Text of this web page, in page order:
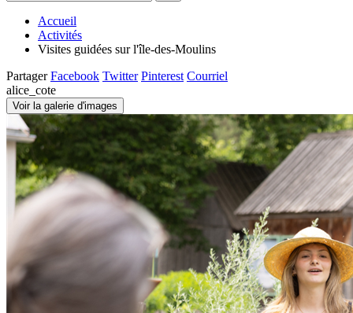
Accueil
Activités
Visites guidées sur l'île-des-Moulins
Partager Facebook Twitter Pinterest Courriel
alice_cote
Voir la galerie d'images